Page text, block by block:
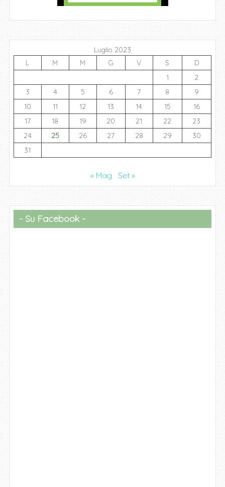
Luglio 2023
L
M M G V S
D
1
2
3
4 5 6 7 8
9
10
11 12 13 14 15
16
17
18 19 20 21 22
23
24
25 26 27 28 29
30
31
« Mag Set »
Su Facebook